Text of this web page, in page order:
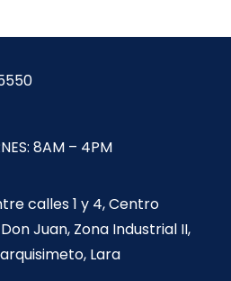
8AM – 4PM
calles 1 y 4, Centro
Juan, Zona Industrial II,
Lara